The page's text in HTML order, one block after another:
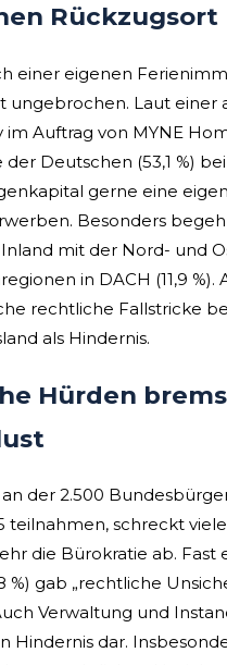
Rückzugsort
einer eigenen
ungebrochen. Laut einer
im Auftrag von MYNE
Deutschen (53,1 %) bei
gerne eine
Besonders
mit der Nord- und
in DACH (11,9 %).
rechtliche Fallstricke
als Hindernis.
Hürden
der 2.500
teilnahmen, schreckt
die Bürokratie ab. Fast
%) gab „rechtliche
Verwaltung und
Hindernis dar.